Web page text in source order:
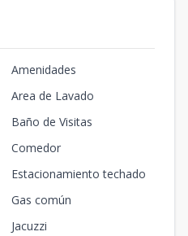
Amenidades
Area de Lavado
Baño de Visitas
Comedor
Estacionamiento techado
Gas común
Jacuzzi